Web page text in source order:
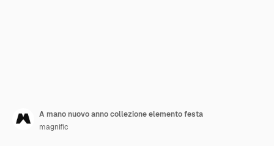
A mano nuovo anno collezione elemento festa
magnific